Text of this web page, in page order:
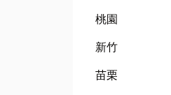
桃園
新竹
苗栗